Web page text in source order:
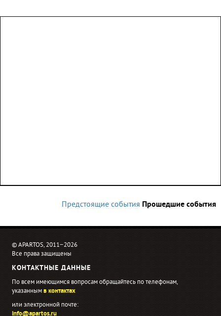
Предстоящие события Прошедшие события
© APARTOS, 2011−2026
Все права защищены
КОНТАКТНЫЕ ДАННЫЕ
По всем имеющимся вопросам обращайтесь по телефонам,
указаннымв контактах
или электронной почте:
info@apartos.ru